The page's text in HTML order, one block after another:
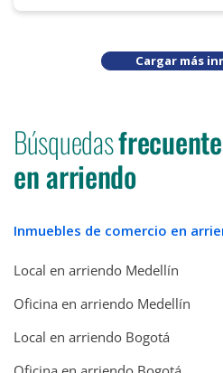
Cargar más
Búsquedas
en arriendo
Inmuebles de comercio en
Local en arriendo Medellín
Oficina en arriendo Medellín
Local en arriendo Bogotá